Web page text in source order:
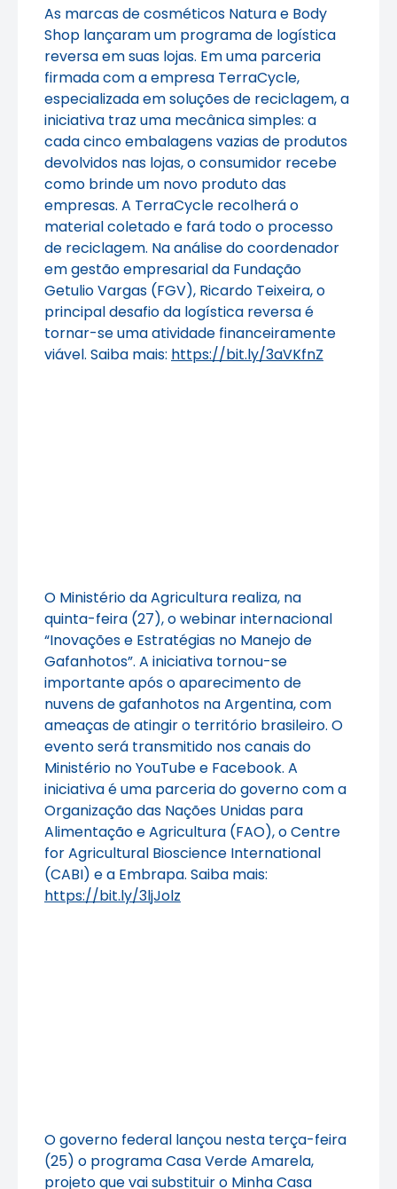
As marcas de cosméticos Natura e Body
Shop lançaram um programa de logística
reversa em suas lojas. Em uma parceria
firmada com a empresa TerraCycle,
especializada em soluções de reciclagem, a
iniciativa traz uma mecânica simples: a
cada cinco embalagens vazias de produtos
devolvidos nas lojas, o consumidor recebe
como brinde um novo produto das
empresas. A TerraCycle recolherá o
material coletado e fará todo o processo
de reciclagem. Na análise do coordenador
em gestão empresarial da Fundação
Getulio Vargas (FGV), Ricardo Teixeira, o
principal desafio da logística reversa é
tornar-se uma atividade financeiramente
viável. Saiba mais: https://bit.ly/3aVKfnZ
O Ministério da Agricultura realiza, na
quinta-feira (27), o webinar internacional
“Inovações e Estratégias no Manejo de
Gafanhotos”. A iniciativa tornou-se
importante após o aparecimento de
nuvens de gafanhotos na Argentina, com
ameaças de atingir o território brasileiro. O
evento será transmitido nos canais do
Ministério no YouTube e Facebook. A
iniciativa é uma parceria do governo com a
Organização das Nações Unidas para
Alimentação e Agricultura (FAO), o Centre
for Agricultural Bioscience International
(CABI) e a Embrapa. Saiba mais:
https://bit.ly/3ljJolz
O governo federal lançou nesta terça-feira
(25) o programa Casa Verde Amarela,
projeto que vai substituir o Minha Casa